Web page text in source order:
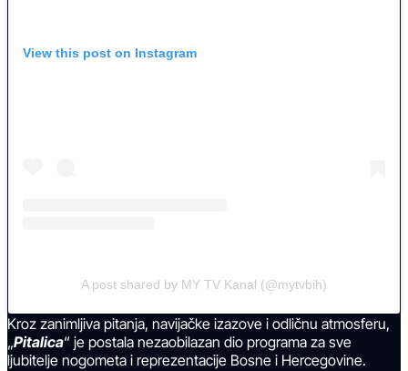
View this post on Instagram
A post shared by MY TV Kanal (@mytvbih)
Kroz zanimljiva pitanja, navijačke izazove i odličnu atmosferu,
„Pitalica“ je postala nezaobilazan dio programa za sve
ljubitelje nogometa i reprezentacije Bosne i Hercegovine.